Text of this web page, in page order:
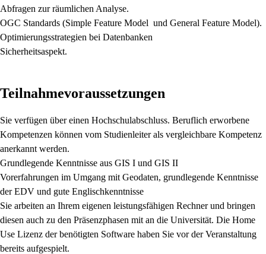
Abfragen zur räumlichen Analyse.
OGC Standards (Simple Feature Model und General Feature Model).
Optimierungsstrategien bei Datenbanken
Sicherheitsaspekt.
Teilnahmevoraussetzungen
Sie verfügen über einen Hochschulabschluss. Beruflich erworbene
Kompetenzen können vom Studienleiter als vergleichbare Kompetenz
anerkannt werden.
Grundlegende Kenntnisse aus GIS I und GIS II
Vorerfahrungen im Umgang mit Geodaten, grundlegende Kenntnisse
der EDV und gute Englischkenntnisse
Sie arbeiten an Ihrem eigenen leistungsfähigen Rechner und bringen
diesen auch zu den Präsenzphasen mit an die Universität. Die Home
Use Lizenz der benötigten Software haben Sie vor der Veranstaltung
bereits aufgespielt.